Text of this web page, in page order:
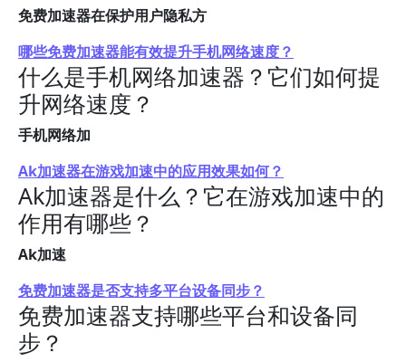
免费加速器在保护用户隐私方
哪些免费加速器能有效提升手机网络速度？
什么是手机网络加速器？它们如何提
升网络速度？
手机网络加
Ak加速器在游戏加速中的应用效果如何？
Ak加速器是什么？它在游戏加速中的
作用有哪些？
Ak加速
免费加速器是否支持多平台设备同步？
免费加速器支持哪些平台和设备同
步？